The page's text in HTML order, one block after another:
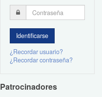
¿Recordar usuario?
¿Recordar contraseña?
Patrocinadores